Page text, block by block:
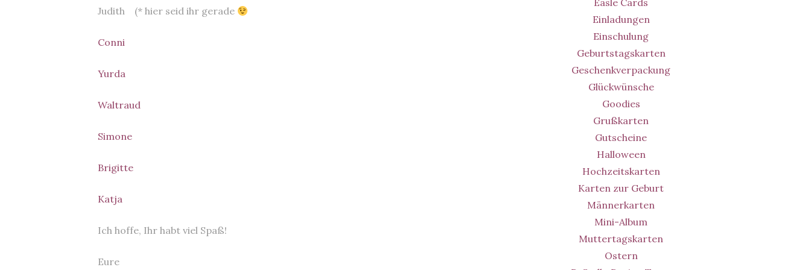
Judith (* hier seid ihr gerade
Conni
Yurda
Waltraud
Simone
Brigitte
Katja
Ich hoffe, Ihr habt viel Spaß!
Eure
Easle Cards
Einladungen
Einschulung
Geburtstagskarten
Geschenkverpackung
Glückwünsche
Goodies
Grußkarten
Gutscheine
Halloween
Hochzeitskarten
Karten zur Geburt
Männerkarten
Mini-Album
Muttertagskarten
Ostern